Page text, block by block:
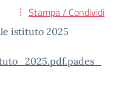
Stampa / Condividi
istituto 2025